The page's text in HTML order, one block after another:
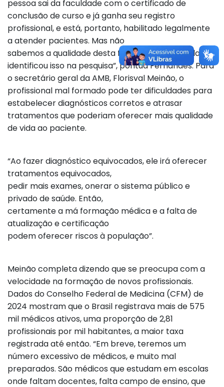
pessoa sai da faculdade com o certificado de
conclusão de curso e já ganha seu registro
profissional, e está, portanto, habilitado legalmente
a atender pacientes. Mas não
sabemos a qualidade desta formação e a população
identificou isso na pesquisa”, pontua Fernandes. Para
o secretário geral da AMB, Florisval Meinão, o
profissional mal formado pode ter dificuldades para
estabelecer diagnósticos corretos e atrasar
tratamentos que poderiam oferecer mais qualidade
de vida ao paciente.
“Ao fazer diagnóstico equivocados, ele irá oferecer
tratamentos equivocados,
pedir mais exames, onerar o sistema público e
privado de saúde. Então,
certamente a má formação médica e a falta de
atualização e certificação
podem oferecer riscos à população”.
Meinão completa dizendo que se preocupa com a
velocidade na formação de novos profissionais.
Dados do Conselho Federal de Medicina (CFM) de
2024 mostram que o Brasil registrava mais de 575
mil médicos ativos, uma proporção de 2,81
profissionais por mil habitantes, a maior taxa
registrada até então. “Em breve, teremos um
número excessivo de médicos, e muito mal
preparados. São médicos que estudam em escolas
onde faltam docentes, falta campo de ensino, que